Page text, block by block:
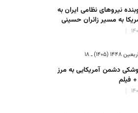
نیروهای نظامی ایران به
به مسیر زائران حسینی
(۱۴۰۵) ـ ۱۸
دشمن آمریکایی به مرز
فیلم